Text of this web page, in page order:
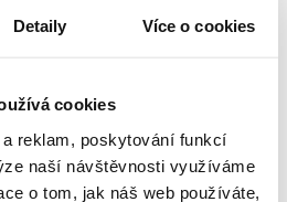
Detaily Více o cookies
cookies
reklam, poskytování funkcí
naší návštěvnosti využíváme
o tom, jak náš web používáte,
do 3 dní